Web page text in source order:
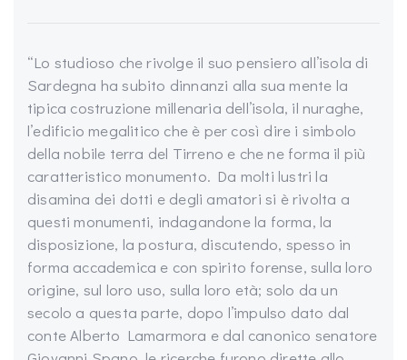
“Lo studioso che rivolge il suo pensiero all’isola di
Sardegna ha subito dinnanzi alla sua mente la
tipica costruzione millenaria dell’isola, il nuraghe,
l’edificio megalitico che è per così dire i simbolo
della nobile terra del Tirreno e che ne forma il più
caratteristico monumento. Da molti lustri la
disamina dei dotti e degli amatori si è rivolta a
questi monumenti, indagandone la forma, la
disposizione, la postura, discutendo, spesso in
forma accademica e con spirito forense, sulla loro
origine, sul loro uso, sulla loro età; solo da un
secolo a questa parte, dopo l’impulso dato dal
conte Alberto Lamarmora e dal canonico senatore